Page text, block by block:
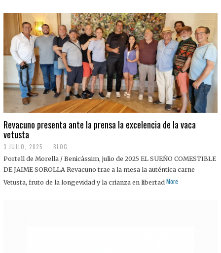
2
5
Revacuno presenta ante la prensa la excelencia de la vaca
vetusta
3 JULIO, 2025
J
U
I
BLOG
Portell de Morella / Benicàssim, julio de 2025 EL SUEÑO COMESTIBLE
DE JAIME SOROLLA Revacuno trae a la mesa la auténtica carne
Vetusta, fruto de la longevidad y la crianza en libertad More